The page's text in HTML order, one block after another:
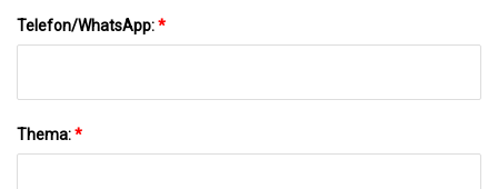
Telefon/WhatsApp:*
Thema:*